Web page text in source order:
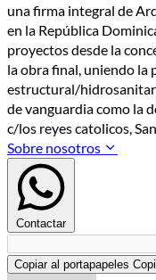
una firma integral de
en la República
proyectos desde la
la obra final, uniendo la
estructural/
de vanguardia como la
c/los reyes catolicos,
Sobre nosotros
Contactar
Copiar al portapapeles